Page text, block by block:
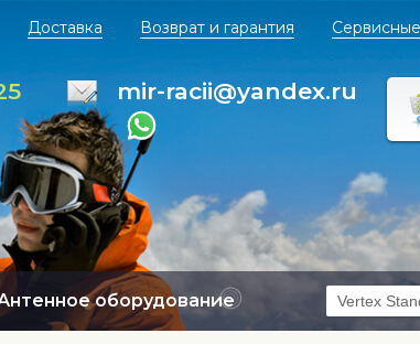
Доставка Возврат и гарантия
mir-racii@yandex.ru
оборудование